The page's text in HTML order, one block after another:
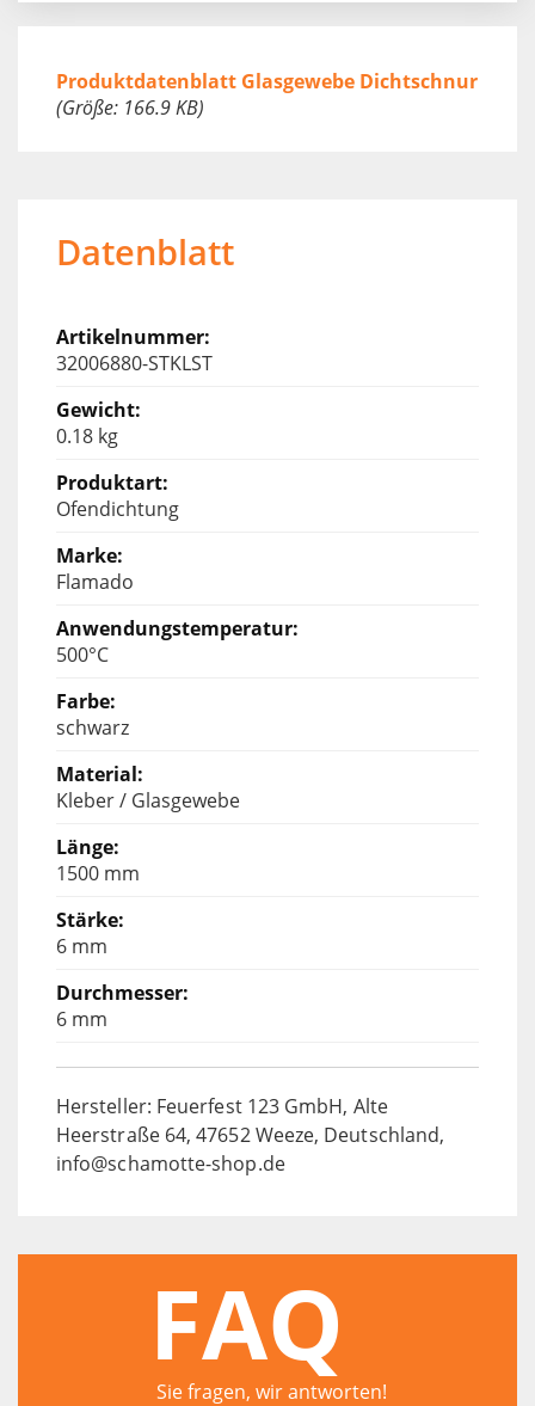
Produktdatenblatt Glasgewebe Dichtschnur
(Größe: 166.9 KB)
Datenblatt
32006880-STKLST
0.18 kg
Ofendichtung
Flamado
500°C
schwarz
Kleber / Glasgewebe
1500 mm
6 mm
6 mm
Hersteller: Feuerfest 123 GmbH, Alte
Heerstraße 64, 47652 Weeze, Deutschland,
info@schamotte-shop.de
FAQ
Sie fragen, wir antworten!